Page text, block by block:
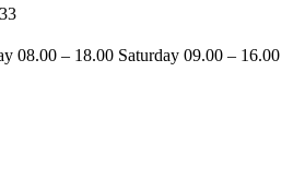
08.00 – 18.00 Saturday 09.00 – 16.00